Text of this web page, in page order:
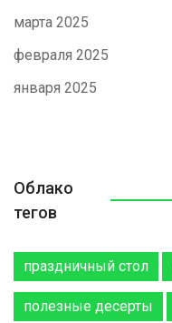
марта 2025
февраля 2025
января 2025
Облако
тегов
праздничный стол
полезные десерты